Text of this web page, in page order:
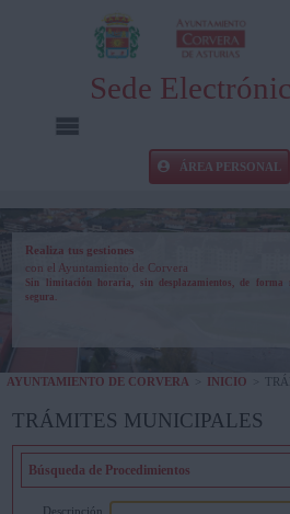
Sede
INICIO
CARPETA
AYUDA
ÁREA PERSONAL
Realiza tus gestiones
con el Ayuntamiento de Corvera
Sin limitación horaria, sin desplazamientos, de forma
segura.
AYUNTAMIENTO DE CORVERA INICIO
TRÁMITES MUNICIPALES
Búsqueda de Procedimientos
Descripción